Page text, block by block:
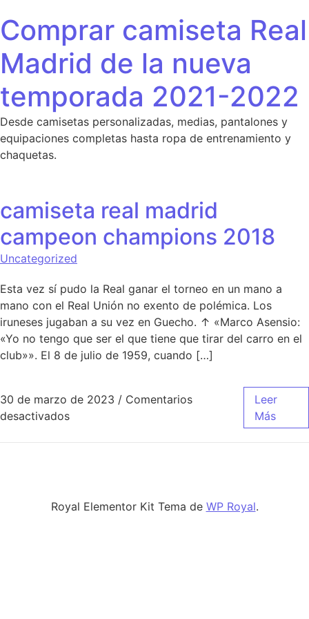
Comprar camiseta Real
Madrid de la nueva
temporada 2021-2022
Desde camisetas personalizadas, medias, pantalones y
equipaciones completas hasta ropa de entrenamiento y
chaquetas.
camiseta real madrid
campeon champions 2018
Uncategorized
Esta vez sí pudo la Real ganar el torneo en un mano a
mano con el Real Unión no exento de polémica. Los
iruneses jugaban a su vez en Guecho. ↑ «Marco Asensio:
«Yo no tengo que ser el que tiene que tirar del carro en el
club»». El 8 de julio de 1959, cuando […]
30 de marzo de 2023 / Comentarios
desactivadosen camiseta real madrid campeon champions
Leer
Más
Royal Elementor Kit Tema de WP Royal.